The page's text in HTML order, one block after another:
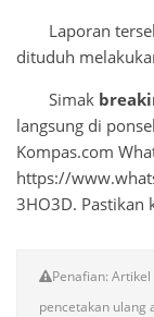
Laporan
dituduh
Simak
langsung di
Kompas.com
https://
3HO3D. Pastikan
Penafian:
pencetakan ulang